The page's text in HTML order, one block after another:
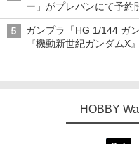
ー」がプレバンにて予約
ガンプラ「HG 1/144 ガ
『機動新世紀ガンダムX
HOBBY